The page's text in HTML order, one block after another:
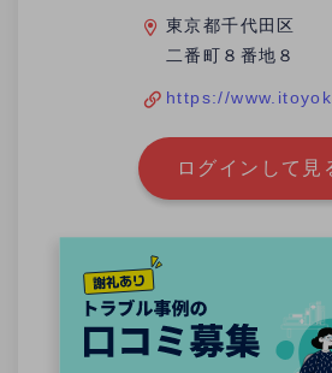
東京都千代田区
二番町８番地８
https://
ログインして見